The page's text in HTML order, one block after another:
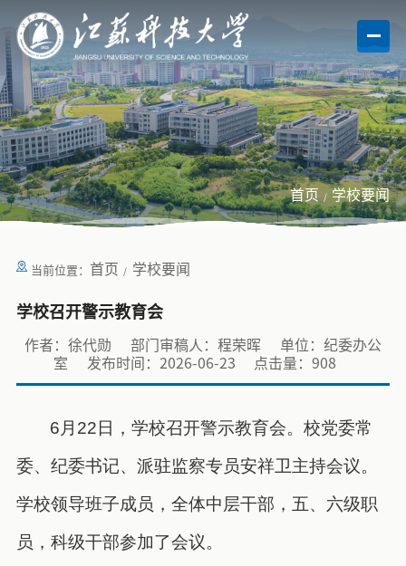
首页 学校要闻
当前位置： 首页 学校要闻
学校召开警示教育会
作者：徐代勋 部门审稿人：程荣晖
单位：纪委办公
室
发布时间：2026-06-23 点击量：908
6月22日，学校召开警示教育会。校党委常
委、纪委书记、派驻监察专员安祥卫主持会议。
学校领导班子成员，全体中层干部，五、六级职
员，科级干部参加了会议。